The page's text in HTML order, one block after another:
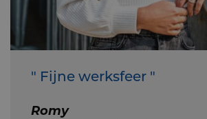
" Fijne werksfeer "
Romy